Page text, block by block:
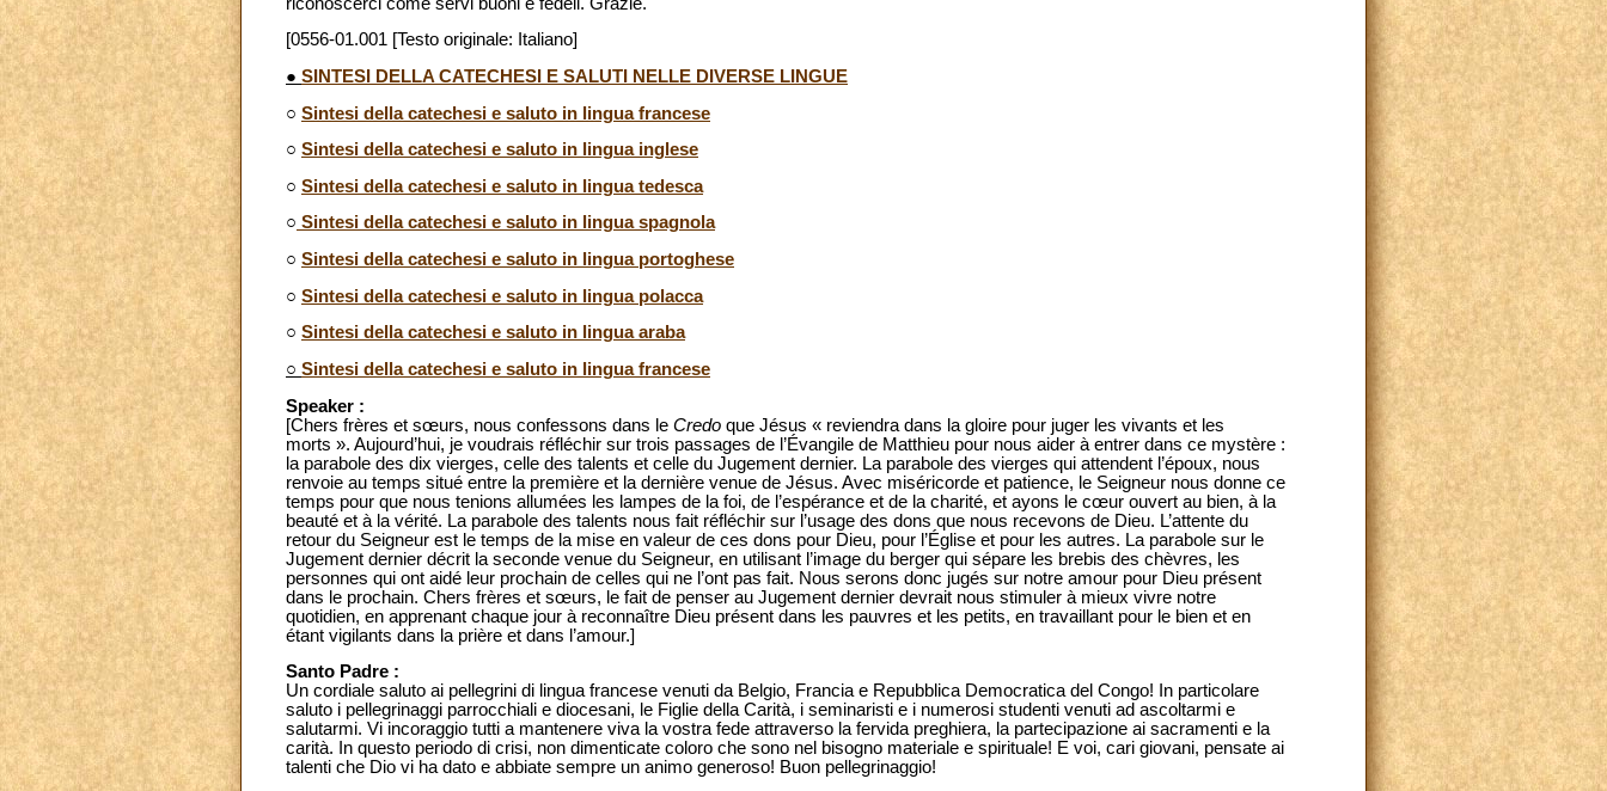
[0556-01.001 [Testo originale: Italiano]
● SINTESI DELLA CATECHESI E SALUTI NELLE DIVERSE LINGUE
○ Sintesi della catechesi e saluto in lingua francese
○ Sintesi della catechesi e saluto in lingua inglese
○ Sintesi della catechesi e saluto in lingua tedesca
○ Sintesi della catechesi e saluto in lingua spagnola
○ Sintesi della catechesi e saluto in lingua portoghese
○ Sintesi della catechesi e saluto in lingua polacca
○ Sintesi della catechesi e saluto in lingua araba
○ Sintesi della catechesi e saluto in lingua francese
Speaker :
[Chers frères et sœurs, nous confessons dans le Credo que Jésus « reviendra dans la gloire pour juger les vivants et les
morts ». Aujourd’hui, je voudrais réfléchir sur trois passages de l’Évangile de Matthieu pour nous aider à entrer dans ce mystère :
la parabole des dix vierges, celle des talents et celle du Jugement dernier. La parabole des vierges qui attendent l’époux, nous
renvoie au temps situé entre la première et la dernière venue de Jésus. Avec miséricorde et patience, le Seigneur nous donne ce
temps pour que nous tenions allumées les lampes de la foi, de l’espérance et de la charité, et ayons le cœur ouvert au bien, à la
beauté et à la vérité. La parabole des talents nous fait réfléchir sur l’usage des dons que nous recevons de Dieu. L’attente du
retour du Seigneur est le temps de la mise en valeur de ces dons pour Dieu, pour l’Église et pour les autres. La parabole sur le
Jugement dernier décrit la seconde venue du Seigneur, en utilisant l’image du berger qui sépare les brebis des chèvres, les
personnes qui ont aidé leur prochain de celles qui ne l’ont pas fait. Nous serons donc jugés sur notre amour pour Dieu présent
dans le prochain. Chers frères et sœurs, le fait de penser au Jugement dernier devrait nous stimuler à mieux vivre notre
quotidien, en apprenant chaque jour à reconnaître Dieu présent dans les pauvres et les petits, en travaillant pour le bien et en
étant vigilants dans la prière et dans l’amour.]
Santo Padre :
Un cordiale saluto ai pellegrini di lingua francese venuti da Belgio, Francia e Repubblica Democratica del Congo! In particolare
saluto i pellegrinaggi parrocchiali e diocesani, le Figlie della Carità, i seminaristi e i numerosi studenti venuti ad ascoltarmi e
salutarmi. Vi incoraggio tutti a mantenere viva la vostra fede attraverso la fervida preghiera, la partecipazione ai sacramenti e la
carità. In questo periodo di crisi, non dimenticate coloro che sono nel bisogno materiale e spirituale! E voi, cari giovani, pensate ai
talenti che Dio vi ha dato e abbiate sempre un animo generoso! Buon pellegrinaggio!